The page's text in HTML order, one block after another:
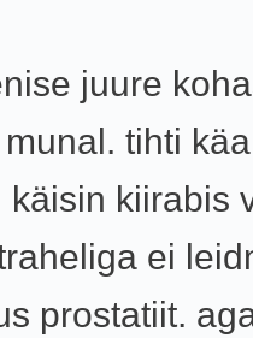
juure
tihti
käisin kiirabis
ei
prostatiit.